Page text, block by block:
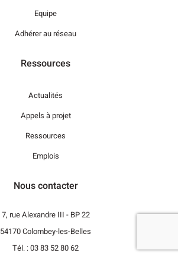
Equipe
Adhérer au réseau
Ressources
Actualités
Appels à projet
Ressources
Emplois
Nous contacter
7, rue Alexandre III - BP 22
54170 Colombey-les-Belles
Tél. : 03 83 52 80 62